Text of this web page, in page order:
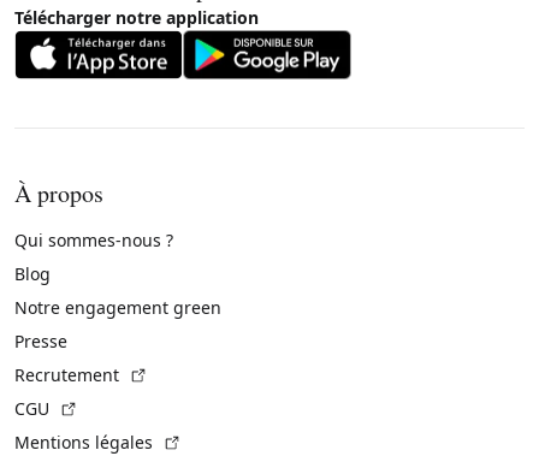
Télécharger notre application
À propos
Qui sommes-nous ?
Blog
Notre engagement green
Presse
Recrutement
CGU
Mentions légales